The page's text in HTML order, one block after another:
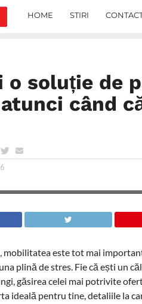
HOME STIRI
o soluție de
când
este tot mai
plină de stres. Fie că ești un
găsirea celei mai potrivite
ideală pentru tine, detaliile la